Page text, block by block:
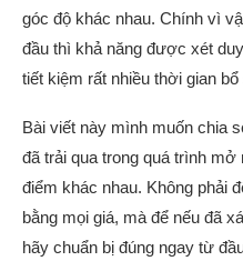
góc độ khác nhau. Chính vì
đầu thì khả năng được xét
tiết kiệm rất nhiều thời gian
Bài viết này mình muốn chia
đã trải qua trong quá trình
điểm khác nhau. Không phải
bằng mọi giá, mà để nếu đã
hãy chuẩn bị đúng ngay từ